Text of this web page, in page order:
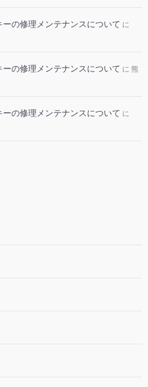
の修理メンテナンスについて に
の修理メンテナンスについて に 熊
の修理メンテナンスについて に